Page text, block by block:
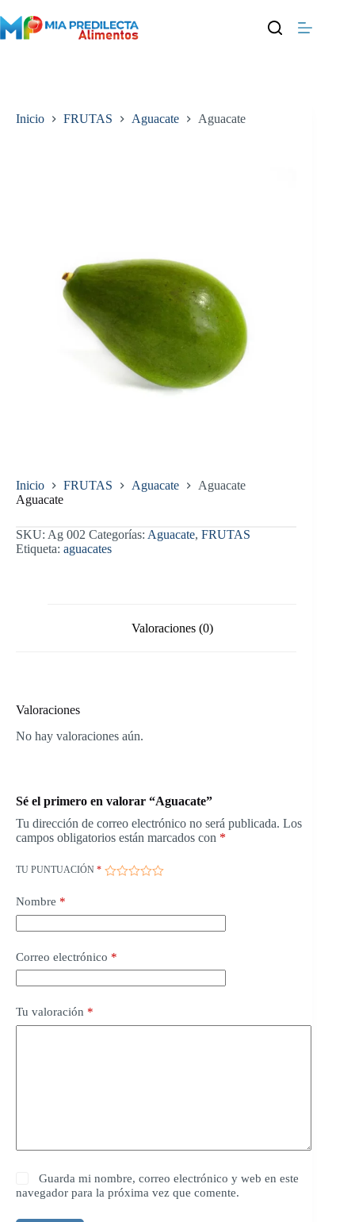
al
contenido
Inicio FRUTAS Aguacate Aguacate
Inicio FRUTAS Aguacate
Aguacate
Aguacate
SKU: Ag 002 Categorías: Aguacate, FRUTAS
Etiqueta: aguacates
Valoraciones (0)
Valoraciones
No hay valoraciones aún.
Sé el primero en valorar “Aguacate”
Tu dirección de correo electrónico no será publicada. Los
campos obligatorios están marcados con *
TU PUNTUACIÓN *
Nombre *
Correo electrónico *
Tu valoración *
Guarda mi nombre, correo electrónico y web en este
navegador para la próxima vez que comente.